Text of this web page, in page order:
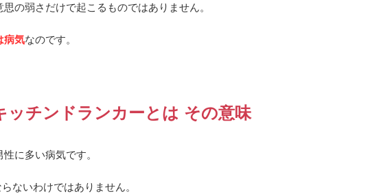
の弱さだけで起こるものではありません。
病気なのです。
ッチンドランカーとは その意味
に多い病気です。
ないわけではありません。